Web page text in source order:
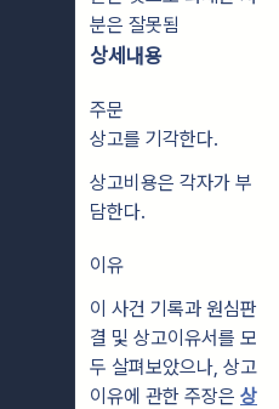
분은 잘못됨
상세내용
주문
상고를 기각한다.
상고비용은 각자가 부
담한다.
이유
이 사건 기록과 원심판
결 및 상고이유서를 모
두 살펴보았으나, 상고
이유에 관한 주장은 상